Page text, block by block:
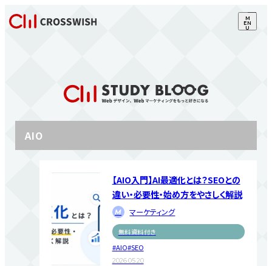
M
EN
U
AIO
【AIO入門】AI最適化とは？SEOとの
違い・必要性・始め方をやさしく解説
M マーケティング
無料資料付き
#AIO#SEO
2026.05.20